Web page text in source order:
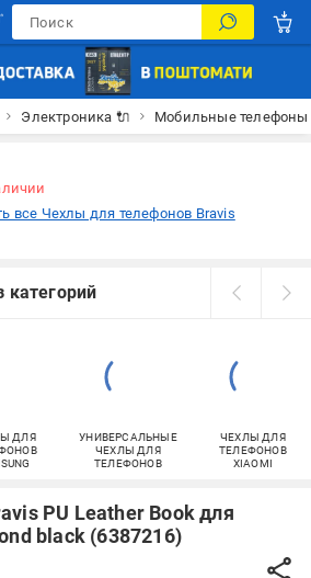
Электроника 🔌 Мобильные телефоны
все Чехлы для телефонов Bravis
ДЛЯ
УНИВЕРСАЛЬНЫЕ
ЧЕХЛЫ ДЛЯ
ТЕЛЕФОНОВ
ЧЕХЛЫ ДЛЯ
ТЕЛЕФОНОВ
XIAOMI
PU Leather Book для
black (6387216)